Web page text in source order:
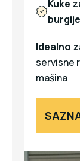
Kuke
Idealno
servisne
mašina